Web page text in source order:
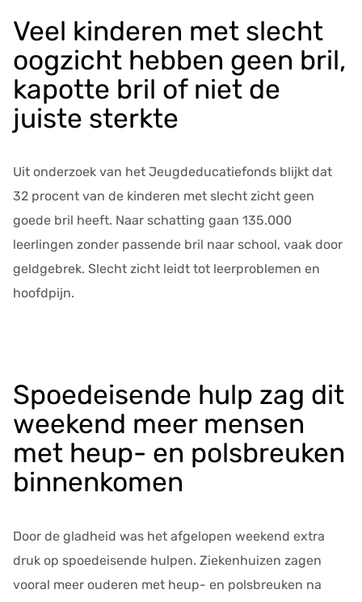
Veel kinderen met slecht
oogzicht hebben geen bril,
kapotte bril of niet de
juiste sterkte
Uit onderzoek van het Jeugdeducatiefonds blijkt dat
32 procent van de kinderen met slecht zicht geen
goede bril heeft. Naar schatting gaan 135.000
leerlingen zonder passende bril naar school, vaak door
geldgebrek. Slecht zicht leidt tot leerproblemen en
hoofdpijn.
Spoedeisende hulp zag dit
weekend meer mensen
met heup- en polsbreuken
binnenkomen
Door de gladheid was het afgelopen weekend extra
druk op spoedeisende hulpen. Ziekenhuizen zagen
vooral meer ouderen met heup- en polsbreuken na